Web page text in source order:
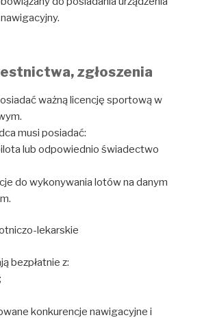
zgłoszenia
ważną licencję sportową w
musi posiadać:
lub odpowiednio świadectwo
do wykonywania lotów na danym
lekarskie
bezpłatnie z:
konkurencje nawigacyjne i